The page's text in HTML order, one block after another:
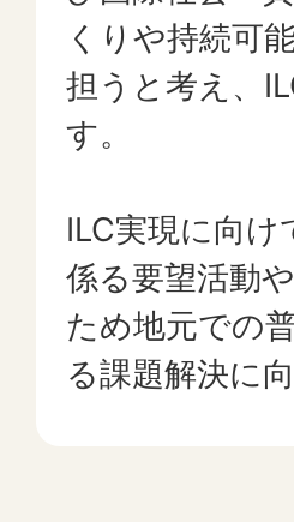
くりや持続可
担うと考え、
す。
ILC実現に向
係る要望活動
ため地元での
る課題解決に